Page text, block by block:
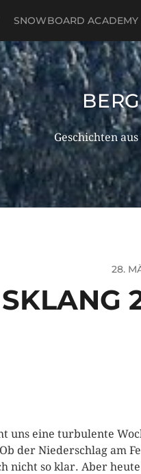
SNOWBOARD ACADEMY
Geschichten
28.
uns eine turbulente
der Niederschlag am
nicht so klar. Aber